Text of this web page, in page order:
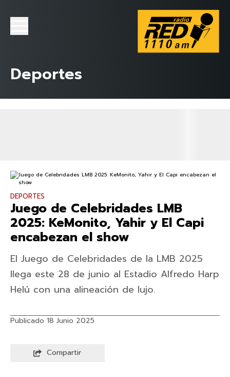
Deportes
DEPORTES
Juego de Celebridades LMB
2025: KeMonito, Yahir y El Capi
encabezan el show
El Juego de Celebridades de la LMB 2025
llega este 28 de junio al Estadio Alfredo Harp
Helú con una alineación de lujo.
Publicado 18 Junio 2025
Compartir